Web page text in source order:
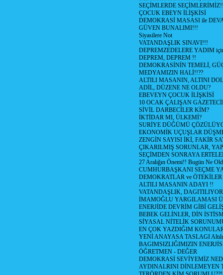
SEÇİMLERDE
ÇOCUK EBEYN İLİŞKİSİ
DEMOKRASİ MASASI ile
GÜVEN BUNALIMI!!!
Siyasilere Not
VATANDAŞLIK SINAVI!!!
DEPREMZEDELERE YADIM
DEPREM, DEPREM !!
DEMOKRASİNİN TEMELİ,
MEDYAMIZIN HALİ!!??
ALTILI MASANIN, ALTINI
ADİL, DÜZENE NE OLDU?
EBEVEYN ÇOCUK İLİŞKİSİ
10 OCAK ÇALIŞAN
SİVİL DARBECİLER KİM?
İKTİDAR MI, ÜLKEMİ?
SURİYE DÜĞÜMÜ
EKONOMİK UÇUŞLAR
ZENGİN SAYISI İKİ, FAKİR
ÇIKARILMIŞ SORUNLAR,
SEÇİMDEN SONRAYA
27 Aralığın Önemi!! Bugün Ne
CUMHURBAŞKANI SEÇME
DEMOKRATLAR ve ÖTEKİLER
ALTILI MASANIN ADAYI !!
VATANDAŞLIK,
İMAMOĞLU YARGILAMASI
ENERJİDE DEVRİM GİBİ
BEBEK GELİNLER, DİN
SİYASAL NİTELİK
EN ÇOK YAZDIĞIM
YENİ ANAYASA TASLAGI Altılı
BAGIMSIZLIĞIMIZIN
ÖĞRETMEN - DEĞER
DEMOKRASİ SEVİYEMİZ
AYDINALRINI DİNLEMEYEN